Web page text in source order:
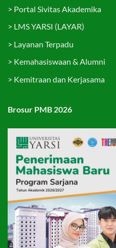
> Portal Sivitas Akademika
> LMS YARSI (LAYAR)
> Layanan Terpadu
> Kemahasiswaan & Alumni
> Kemitraan dan Kerjasama
Brosur PMB 2026